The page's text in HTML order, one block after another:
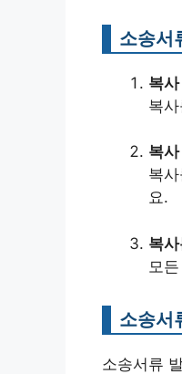
소송서
복
복
복
복
요.
복
모
소송서
소송서류